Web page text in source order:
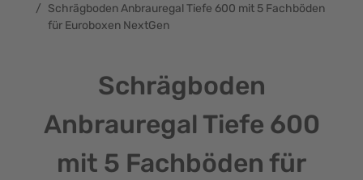
/ Schrägboden Anbrauregal Tiefe 600 mit 5 Fachböden
für Euroboxen NextGen
Schrägboden
Anbrauregal Tiefe 600
mit 5 Fachböden für